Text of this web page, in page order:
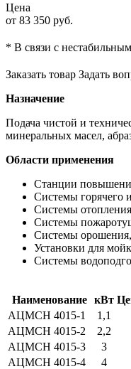
Цена
от 83 350 руб.
* В связи с
Заказать товар Задать
Назначение
Подача чистой и
минеральных масел,
Области применения
Станции
Системы горячего
Системы
Системы
Системы
Установки для
Системы
Наименование кВт
АЦМСН 4015-1
1,1
АЦМСН 4015-2
2,2
АЦМСН 4015-3
3
АЦМСН 4015-4
4